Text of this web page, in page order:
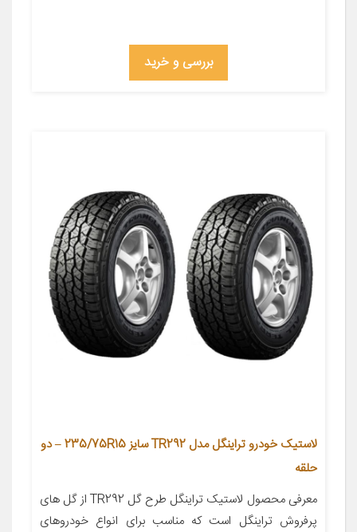
بررسی و خرید
لاستیک خودرو تراینگل مدل TR292 سایز 235/75R15 – دو
حلقه
معرفی محصول لاستیک تراینگل طرح گل TR292 از گل های
پرفروش تراینگل است که مناسب برای انواع خودروهای